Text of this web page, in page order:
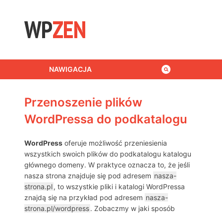
NAWIGACJA
Przenoszenie plików
WordPressa do podkatalogu
WordPress oferuje możliwość przeniesienia
wszystkich swoich plików do podkatalogu katalogu
głównego domeny. W praktyce oznacza to, że jeśli
nasza strona znajduje się pod adresem nasza-
strona.pl, to wszystkie pliki i katalogi WordPressa
znajdą się na przykład pod adresem nasza-
strona.pl/wordpress. Zobaczmy w jaki sposób